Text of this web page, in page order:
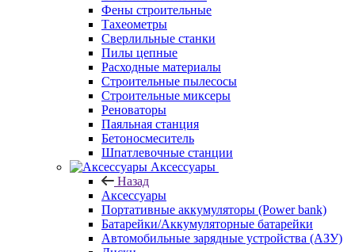
Фены строительные
Тахеометры
Сверлильные станки
Пилы цепные
Расходные материалы
Строительные пылесосы
Строительные миксеры
Реноваторы
Паяльная станция
Бетоносмеситель
Шпатлевочные станции
Аксессуары
Назад
Аксессуары
Портативные аккумуляторы (Power bank)
Батарейки/Аккумуляторные батарейки
Автомобильные зарядные устройства (АЗУ)